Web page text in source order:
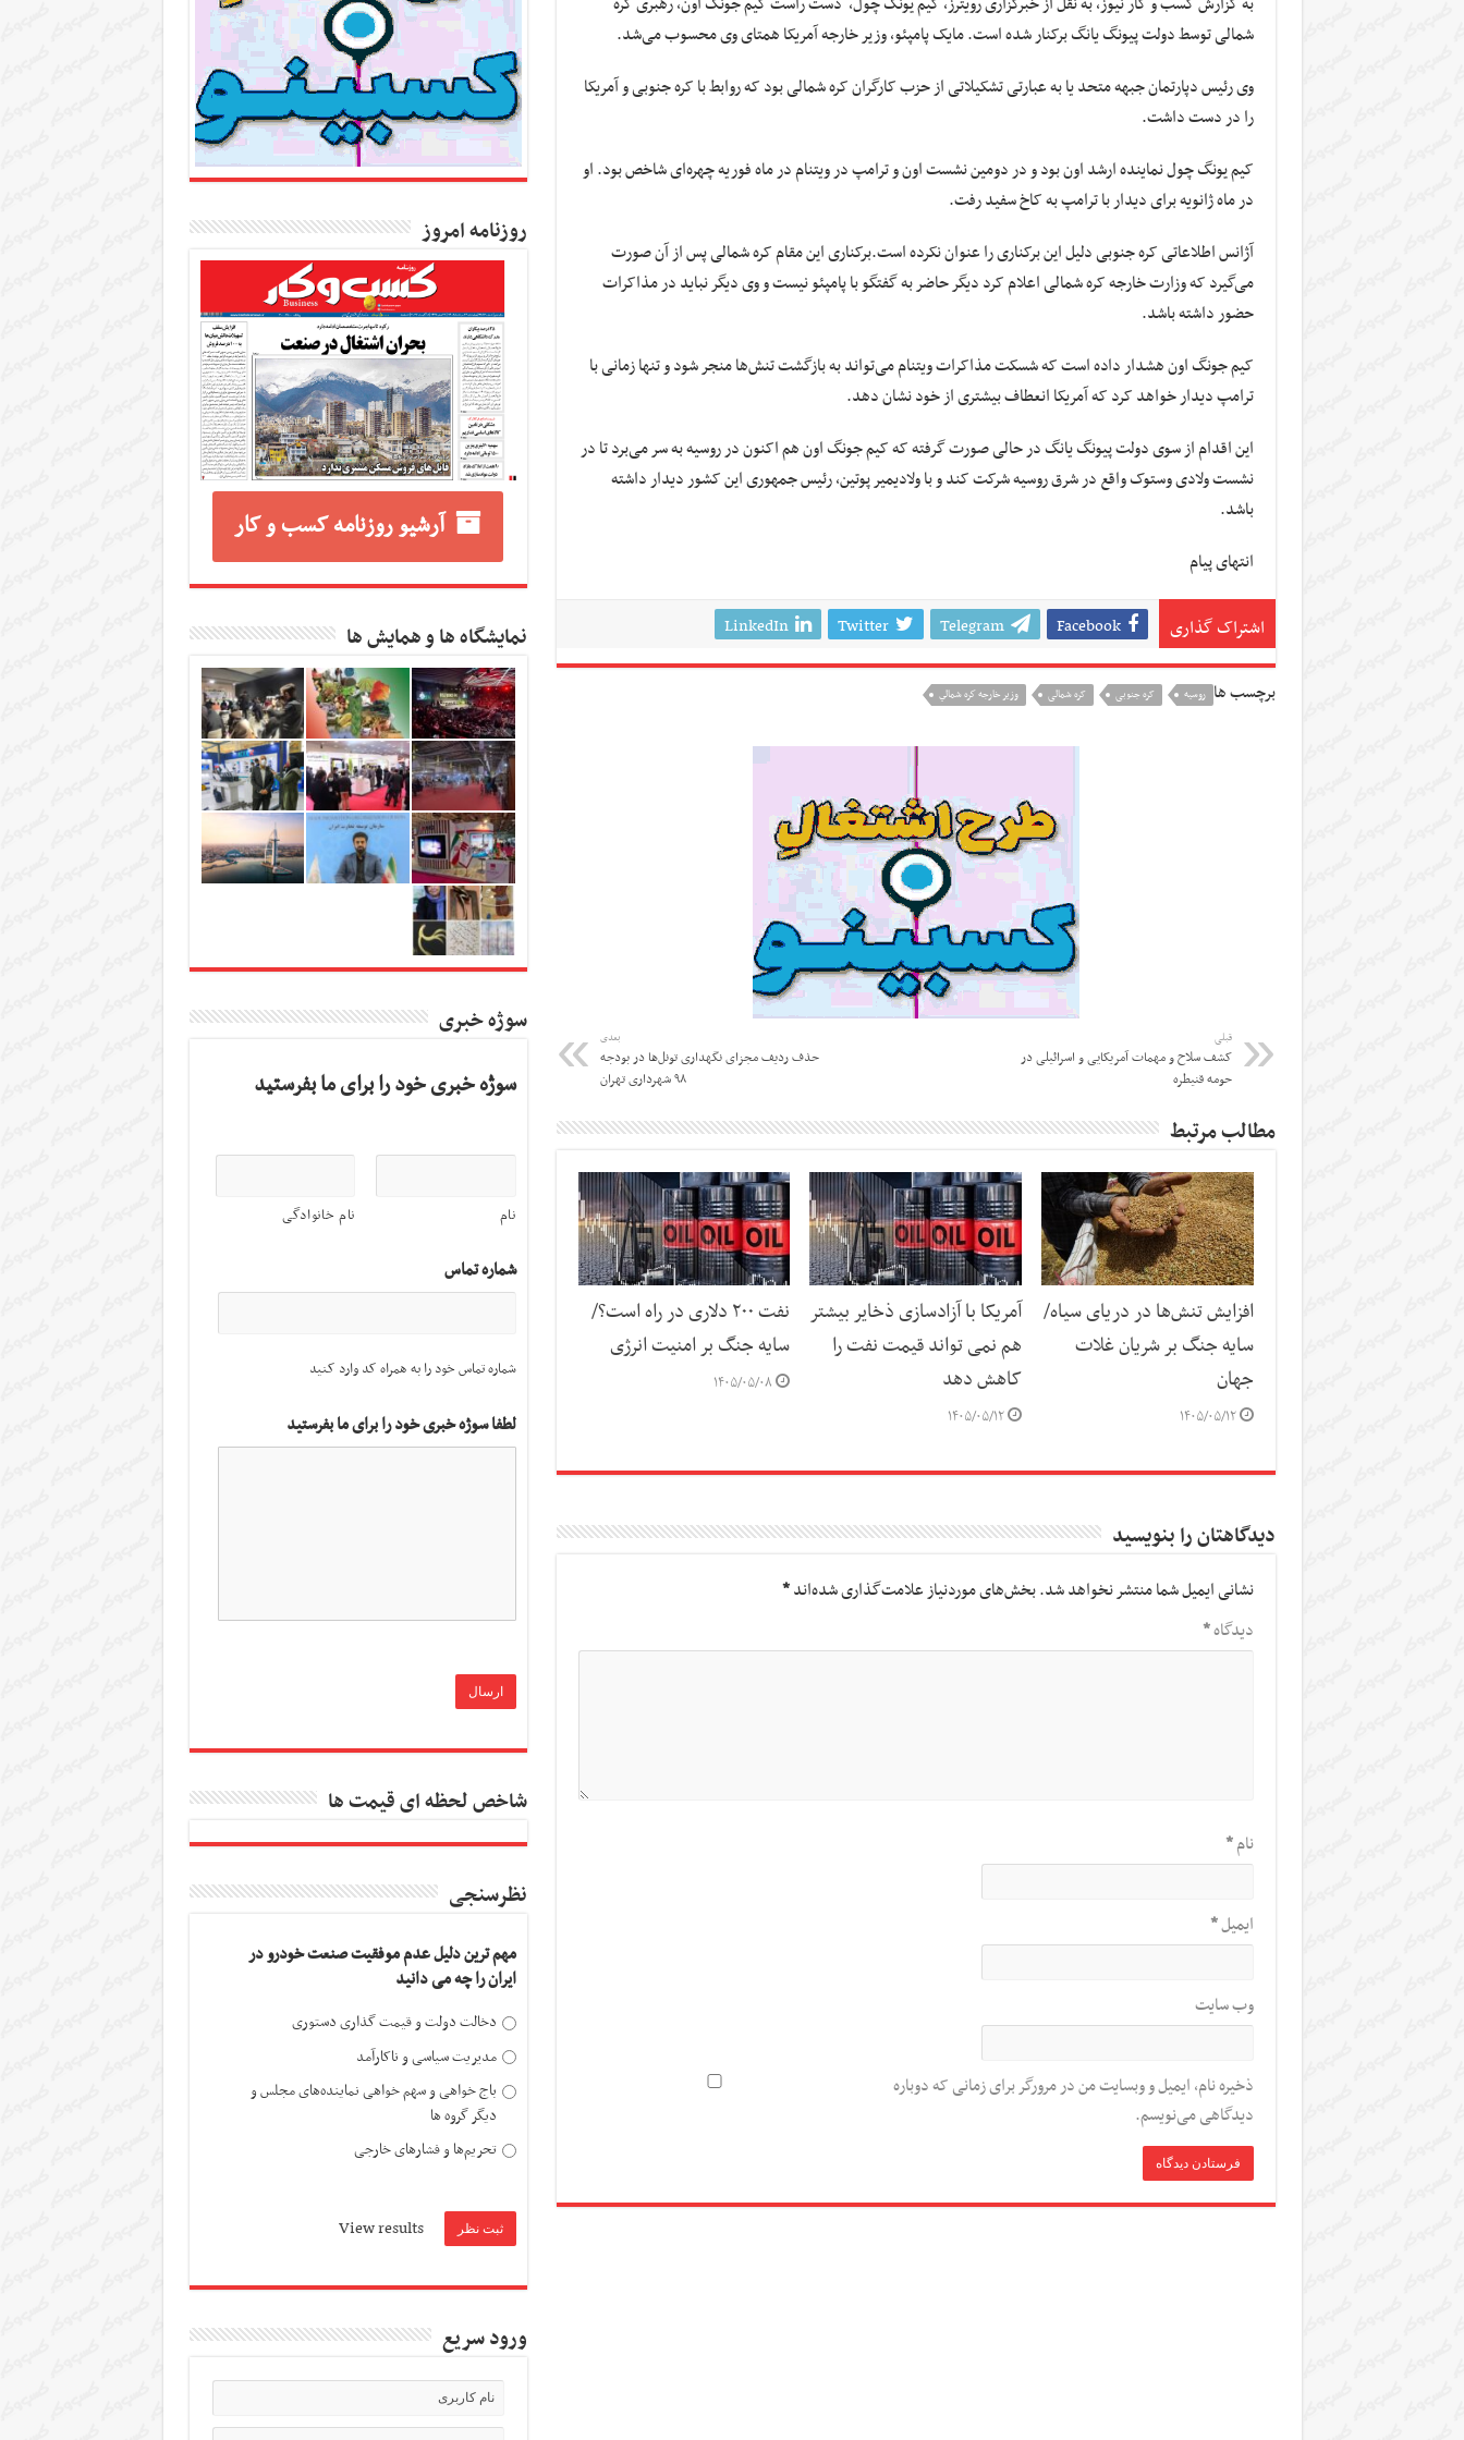
شمالی توسط دولت پیونگ یانگ برکنار شده است. مایک پامپئو، وزیر خارجه آمریکا همتای وی محسوب می‌شد.
وی رئیس دپارتمان جبهه متحد یا به عبارتی تشکیلاتی از حزب کارگران کره شمالی بود که روابط با کره جنوبی و آمریکا
را در دست داشت.
کیم یونگ چول نماینده ارشد اون بود و در دومین نشست اون و ترامپ در ویتنام در ماه فوریه چهره‌ای شاخص بود. او
در ماه ژانویه برای دیدار با ترامپ به کاخ سفید رفت.
آژانس اطلاعاتی کره جنوبی دلیل این برکناری را عنوان نکرده است.برکناری این مقام کره شمالی پس از آن صورت
می‌گیرد که وزارت خارجه کره شمالی اعلام کرد دیگر حاضر به گفتگو با پامپئو نیست و وی دیگر نباید در مذاکرات
حضور داشته باشد.
کیم جونگ اون هشدار داده است که شسکت مذاکرات ویتنام می‌تواند به بازگشت‌ تنش‌ها منجر شود و تنها زمانی با
ترامپ دیدار خواهد کرد که آمریکا انعطاف بیشتری از خود نشان دهد.
این اقدام از سوی دولت پیونگ یانگ در حالی صورت گرفته که کیم جونگ اون هم اکنون در روسیه به سر می‌برد تا در
نشست ولادی وستوک واقع در شرق روسیه شرکت کند و با ولادیمیر پوتین، رئیس جمهوری این کشور دیدار داشته
باشد.
انتهای پیام
اشتراک گذاری Facebook
Telegram
Twitter
LinkedIn
برچسب ها روسيه کره جنوبی کره شمالی وزير خارجه كره شمالي
قبلی
کشف سلاح و مهمات آمریکایی و اسرائیلی در
حومه قنیطره
بعدی
حذف ردیف مجزای نگهداری تونل‌ها در بودجه
۹۸ شهرداری تهران
مطالب مرتبط
افزایش تنش‌ها در دریای سیاه/
سایه جنگ بر شریان غلات
جهان
۱۴۰۵/۰۵/۱۲
آمریکا با آزادسازی ذخایر بیشتر
هم نمی تواند قیمت نفت را
کاهش دهد
۱۴۰۵/۰۵/۱۲
نفت ۲۰۰ دلاری در راه است؟/
سایه جنگ بر امنیت انرژی
۱۴۰۵/۰۵/۰۸
دیدگاهتان را بنویسید
نشانی ایمیل شما منتشر نخواهد شد.بخش‌های موردنیاز علامت‌گذاری شده‌اند*
دیدگاه*
نام*
ایمیل*
وب‌ سایت
ذخیره نام، ایمیل و وبسایت من در مرورگر برای زمانی که دوباره
دیدگاهی می‌نویسم.
روزنامه امروز
آرشیو روزنامه کسب و کار
نمایشگاه ها و همایش ها
سوژه خبری
سوژه خبری خود را برای ما بفرستید
نام نام خانوادگی
شماره تماس
شماره تماس خود را به همراه کد وارد کنید
لطفا سوژه خبری خود را برای ما بفرستید
شاخص لحظه ای قیمت ها
نظرسنجی
مهم ترین دلیل عدم موفقیت صنعت خودرو در
ایران را چه می دانید
دخالت دولت و قیمت گذاری دستوری
مدیریت سیاسی و ناکارآمد
باج خواهی و سهم خواهی نماینده‌های مجلس و
دیگر گروه ها
تحریم‌ها و فشارهای خارجی
View results
ورود سریع